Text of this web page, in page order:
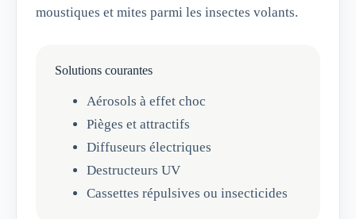
moustiques et mites parmi les insectes volants.
Solutions courantes
Aérosols à effet choc
Pièges et attractifs
Diffuseurs électriques
Destructeurs UV
Cassettes répulsives ou insecticides